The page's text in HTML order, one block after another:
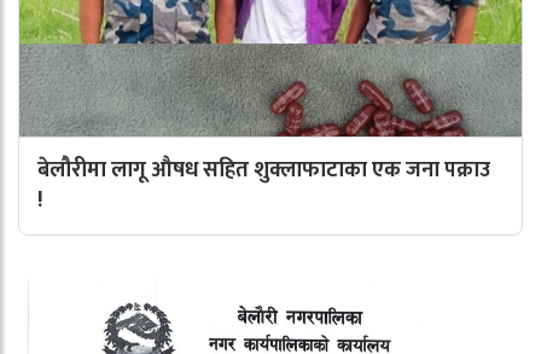
बेलौरीमा लागू औषध सहित शुक्लाफाटाका एक जना पक्राउ
!